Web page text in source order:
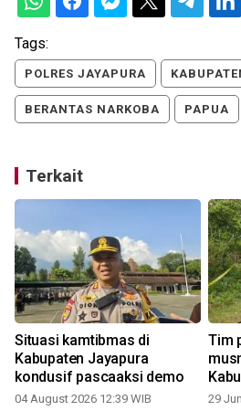
Tags:
POLRES JAYAPURA
BERANTAS NARKOBA PAPUA
Terkait
Situasi kamtibmas di
Kabupaten Jayapura
kondusif pascaaksi demo
04 August 2026 12:39 WIB
Tim
29